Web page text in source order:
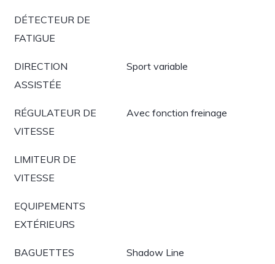
DÉTECTEUR DE
FATIGUE
DIRECTION
ASSISTÉE
Sport variable
RÉGULATEUR DE
VITESSE
Avec fonction freinage
LIMITEUR DE
VITESSE
EQUIPEMENTS
EXTÉRIEURS
BAGUETTES
Shadow Line